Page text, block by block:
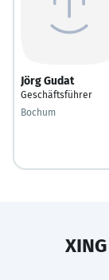
Jörg Gudat
Geschäftsführer
Bochum